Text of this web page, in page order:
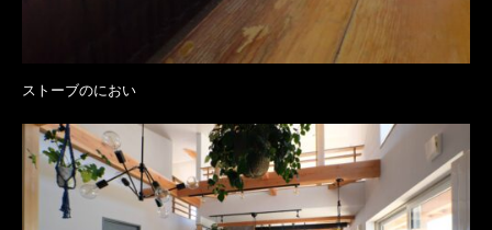
ストーブのにおい